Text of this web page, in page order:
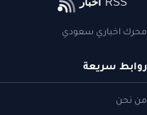
محرك اخباري سعودي
روابط سريعة
من نحن